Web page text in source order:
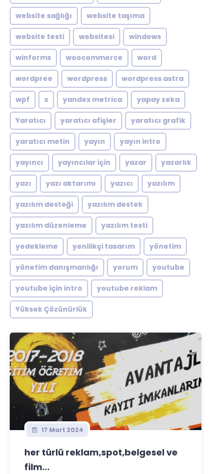
website sağlığı website taşıma
website testi websitesi windows
winforms woocommerce word
wordpree wordpress wordpress astra
wpf x yandex metrica yapay zeka
Yaratıcı yaratıcı afişler yaratıcı grafik
yaratıcı metin yayın yayın intro
yayıncı yayıncılar için yazar yazarlık
yazı yazı aktarımı yazıcı yazılım
yazılım desteği yazılım destek
yazılım düzenleme yazılım testi
yedekleme yenilikçi tasarım yönetim
yönetim danışmanlığı yorum youtube
youtube için intro youtube reklam
Yüksek Çözünürlük
17 Mart 2024
her türlü reklam,spot,belgesel ve
film...